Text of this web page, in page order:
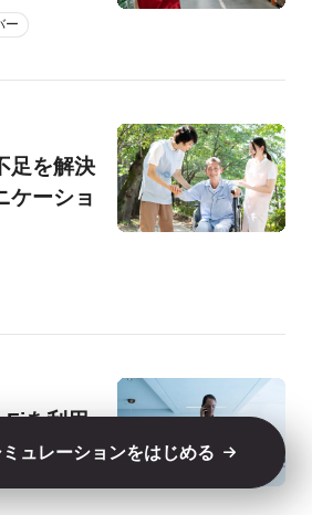
ー
足を解決
ケーショ
Fiを利用
無線アプ
ュレーションをはじめる